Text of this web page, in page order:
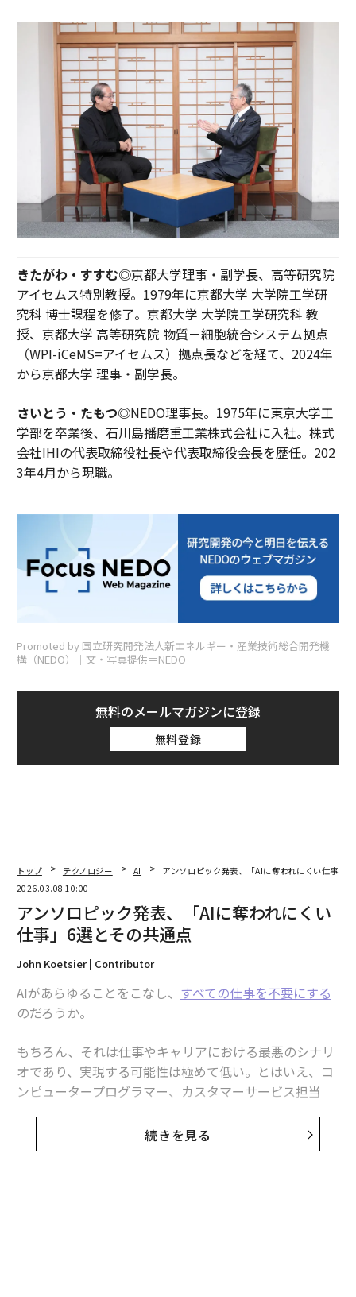
きたがわ・すすむ◎京都大学理事・副学長、高等研究院
アイセムス特別教授。1979年に京都大学 大学院工学研
究科 博士課程を修了。京都大学 大学院工学研究科 教
授、京都大学 高等研究院 物質－細胞統合システム拠点
（WPI-iCeMS=アイセムス）拠点長などを経て、2024年
から京都大学 理事・副学長。
さいとう・たもつ◎NEDO理事長。1975年に東京大学工
学部を卒業後、石川島播磨重工業株式会社に入社。株式
会社IHIの代表取締役社長や代表取締役会長を歴任。202
3年4月から現職。
Promoted by 国立研究開発法人新エネルギー・産業技術総合開発機
構（NEDO）│文・写真提供＝NEDO
無料のメールマガジンに登録
無料登録
トップ テクノロジー AI
アンソロピック発表、「AIに奪われにくい仕事」6
2026.03.08 10:00
アンソロピック発表、「AIに奪われにくい
仕事」6選とその共通点
John Koetsier | Contributor
AIがあらゆることをこなし、 すべての仕事を不要にする
のだろうか。
もちろん、それは仕事やキャリアにおける最悪のシナリ
オであり、実現する可能性は極めて低い。とはいえ、コ
ンピュータープログラマー、カスタマーサービス担当
えも、AIが着実に、しかも加速度的に賢くなるなかで、
日々背後を気にしているのは間違いない。
続きを見る